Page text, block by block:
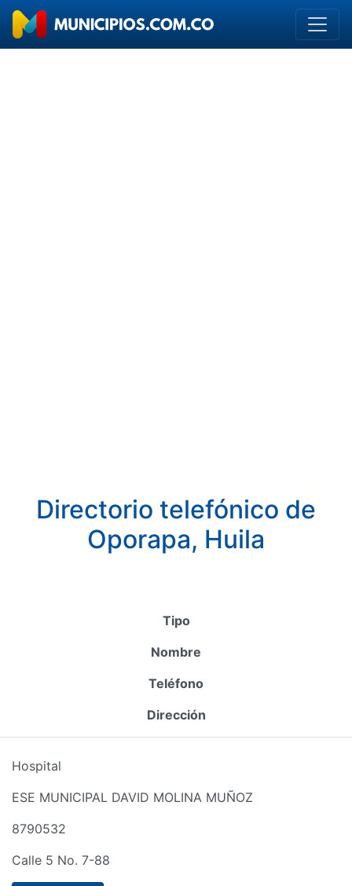
Directorio telefónico de
Oporapa, Huila
Tipo
Nombre
Teléfono
Dirección
Hospital
ESE MUNICIPAL DAVID MOLINA MUÑOZ
8790532
Calle 5 No. 7-88